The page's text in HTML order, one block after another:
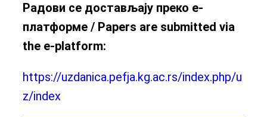
Радови се достављају преко е-
платформе / Papers are submitted via
the e-platform:
https://uzdanica.pefja.kg.ac.rs/index.php/u
z/index